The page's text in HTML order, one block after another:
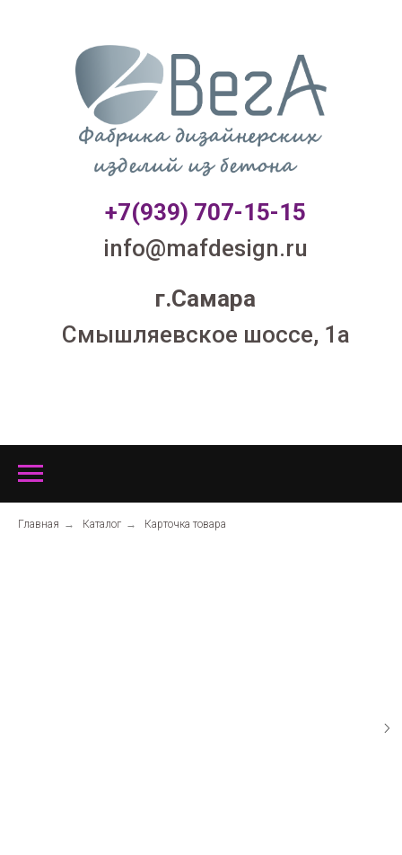
+7(939) 707-15-15
info@mafdesign.ru
г.Самара
Смышляевское шоссе, 1а
Главная → Каталог → Карточка товара